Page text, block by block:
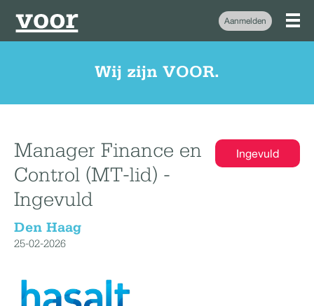
Aanmelden
Wij zijn VOOR.
Ingevuld
Manager Finance en
Control (MT-lid) -
Ingevuld
Den Haag
25-02-2026